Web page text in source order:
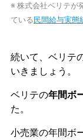
※ 株式会社ベリテが
ている 民間給与実態
続いて、ベリテ
いきましょう。
ベリテの年間ボ
た。
小売業の年間ボ